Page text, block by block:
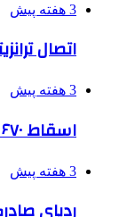
3 هفته پیش
اتصال
3 هفته پیش
اسقاط ۶۷۰ هزار خودروی فرسوده طی ۳ سال
3 هفته پیش